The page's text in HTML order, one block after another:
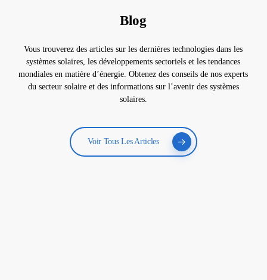
Blog
Vous trouverez des articles sur les dernières technologies dans les
systèmes solaires, les développements sectoriels et les tendances
mondiales en matière d’énergie. Obtenez des conseils de nos experts
du secteur solaire et des informations sur l’avenir des systèmes
solaires.
Voir Tous Les Articles